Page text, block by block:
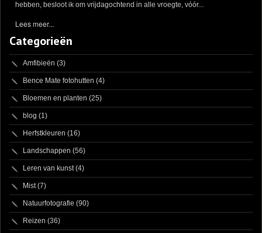
hebben, besloot ik om vrijdagochtend in alle vroegte, vóór...
Lees meer...
Categorieën
Amfibieën (3)
Bence Mate fotohutten (4)
Bloemen en planten (25)
blog (1)
Herfstkleuren (16)
Landschappen (56)
Leren van kunst(4)
Mist(7)
Natuurfotografie (90)
Reizen (36)